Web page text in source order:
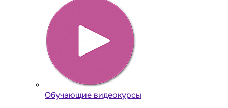
Обучающие видеокурсы